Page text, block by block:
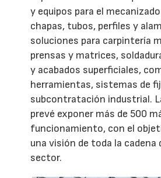
y equipos para el
chapas, tubos, perfiles y
soluciones para carpintería
prensas y matrices,
y acabados superficiales,
herramientas, sistemas de
subcontratación industrial.
prevé exponer más de 500
funcionamiento, con el
una visión de toda la cadena
sector.